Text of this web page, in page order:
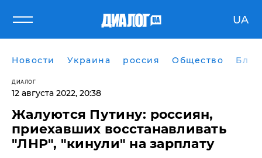
UA
Новости Украина россия Общество
ДИАЛОГ
12 августа 2022, 20:38
Жалуются Путину: россиян,
приехавших восстанавливать
"ЛНР", "кинули" на зарплату